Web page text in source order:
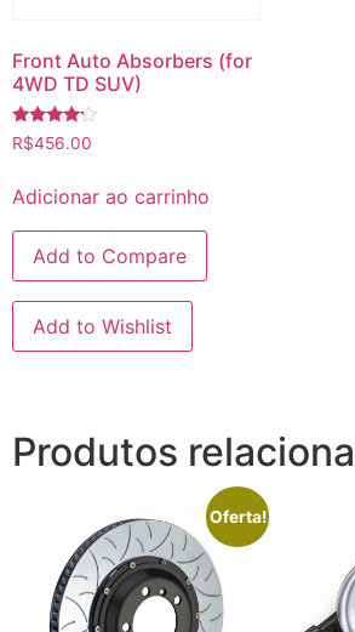
Front Auto Absorbers (for
4WD TD SUV)
Avaliação
4.00
R$456.00
Adicionar ao carrinho
Add to Compare
Add to Wishlist
Produtos
Oferta!